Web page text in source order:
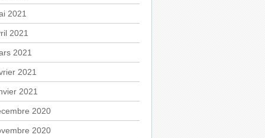
2021
2021
2021
2021
2021
2020
2020